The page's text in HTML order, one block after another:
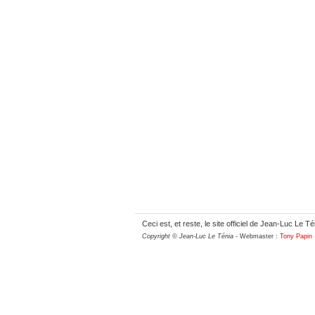
Ceci est, et reste, le site officiel de Jean-Luc Le
Copyright © Jean-Luc Le Ténia - Webmaster : Tony Papin